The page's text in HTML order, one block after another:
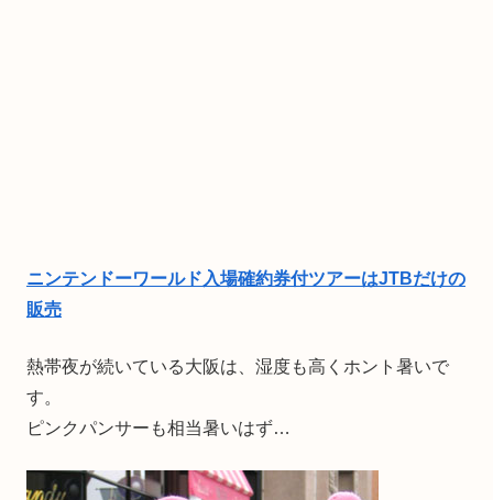
ニンテンドーワールド入場確約券付ツアーはJTBだけの
販売
熱帯夜が続いている大阪は、湿度も高くホント暑いで
す。
ピンクパンサーも相当暑いはず…